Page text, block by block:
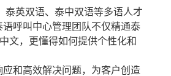
泰英双语、泰中双语等多语人才
语呼叫中心管理团队不仅精通泰
文，更懂得如何提供个性化和
应和高效解决问题，为客户创造